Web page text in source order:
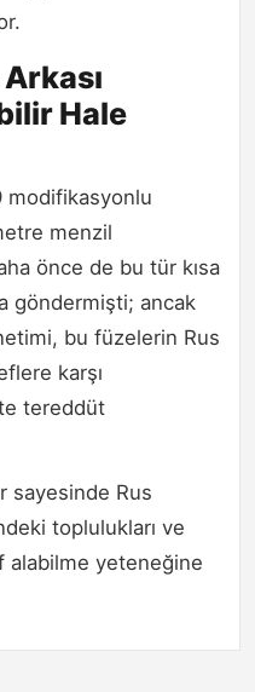
Hale
modifikasyonlu
menzil
önce de bu tür kısa
göndermişti; ancak
bu füzelerin Rus
karşı
tereddüt
sayesinde Rus
toplulukları ve
alabilme yeteneğine